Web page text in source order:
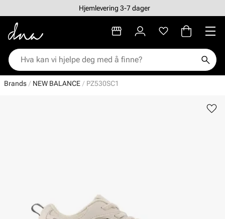
Hjemlevering 3-7 dager
Brands NEW BALANCE PZ530SC1